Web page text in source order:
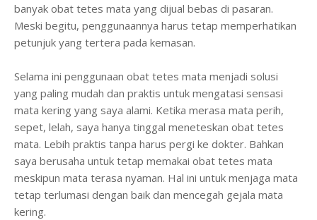
banyak obat tetes mata yang dijual bebas di pasaran.
Meski begitu, penggunaannya harus tetap memperhatikan
petunjuk yang tertera pada kemasan.
Selama ini penggunaan obat tetes mata menjadi solusi
yang paling mudah dan praktis untuk mengatasi sensasi
mata kering yang saya alami. Ketika merasa mata perih,
sepet, lelah, saya hanya tinggal meneteskan obat tetes
mata. Lebih praktis tanpa harus pergi ke dokter. Bahkan
saya berusaha untuk tetap memakai obat tetes mata
meskipun mata terasa nyaman. Hal ini untuk menjaga mata
tetap terlumasi dengan baik dan mencegah gejala mata
kering.